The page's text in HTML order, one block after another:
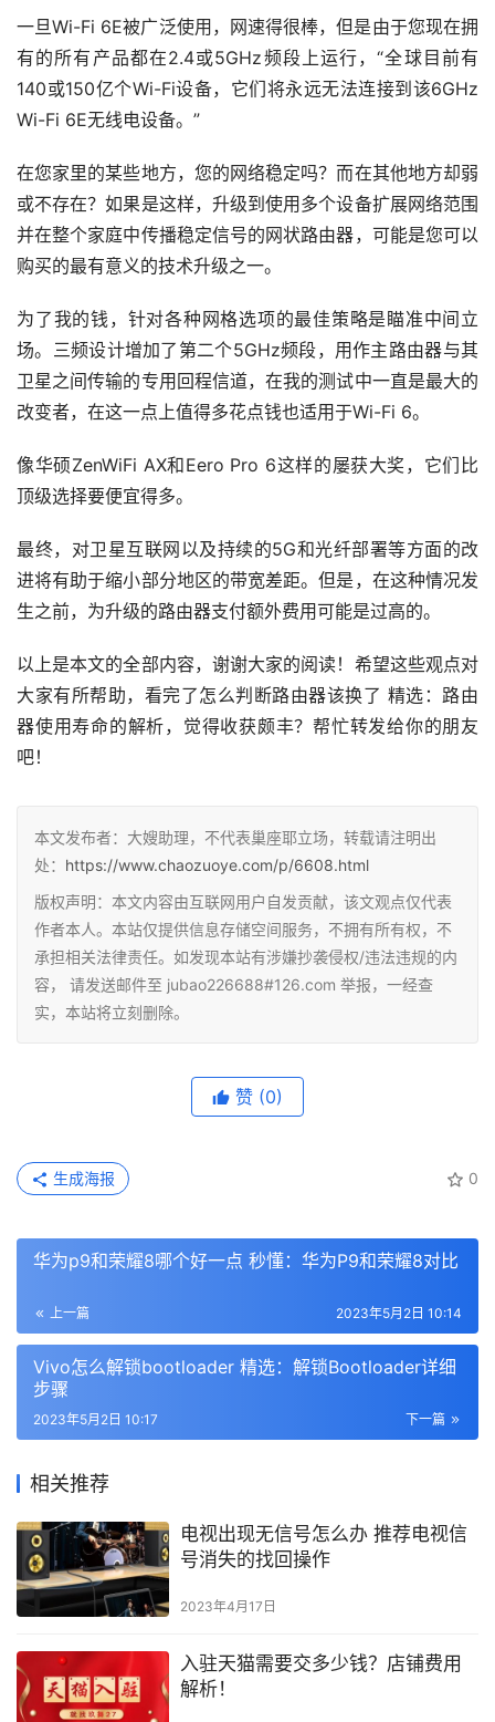
一旦Wi-Fi 6E被广泛使用，网速得很棒，但是由于您现在拥
有的所有产品都在2.4或5GHz频段上运行，“全球目前有
140或150亿个Wi-Fi设备，它们将永远无法连接到该6GHz
Wi-Fi 6E无线电设备。”
在您家里的某些地方，您的网络稳定吗？而在其他地方却弱
或不存在？如果是这样，升级到使用多个设备扩展网络范围
并在整个家庭中传播稳定信号的网状路由器，可能是您可以
购买的最有意义的技术升级之一。
为了我的钱，针对各种网格选项的最佳策略是瞄准中间立
场。三频设计增加了第二个5GHz频段，用作主路由器与其
卫星之间传输的专用回程信道，在我的测试中一直是最大的
改变者，在这一点上值得多花点钱也适用于Wi-Fi 6。
像华硕ZenWiFi AX和Eero Pro 6这样的屡获大奖，它们比
顶级选择要便宜得多。
最终，对卫星互联网以及持续的5G和光纤部署等方面的改
进将有助于缩小部分地区的带宽差距。但是，在这种情况发
生之前，为升级的路由器支付额外费用可能是过高的。
以上是本文的全部内容，谢谢大家的阅读！希望这些观点对
大家有所帮助，看完了怎么判断路由器该换了 精选：路由
器使用寿命的解析，觉得收获颇丰？帮忙转发给你的朋友
吧！
本文发布者：大嫂助理，不代表巢座耶立场，转载请注明出
处： https://www.chaozuoye.com/p/6608.html
版权声明：本文内容由互联网用户自发贡献，该文观点仅代表
作者本人。本站仅提供信息存储空间服务，不拥有所有权，不
承担相关法律责任。如发现本站有涉嫌抄袭侵权/违法违规的内
容， 请发送邮件至 jubao226688#126.com 举报，一经查
实，本站将立刻删除。
赞 (0)
0
生成海报
华为p9和荣耀8哪个好一点 秒懂：华为P9和荣耀8对比
上一篇 2023年5月2日 10:14
Vivo怎么解锁bootloader 精选：解锁Bootloader详细
步骤
下一篇
2023年5月2日 10:17
相关推荐
电视出现无信号怎么办 推荐电视信
号消失的找回操作
2023年4月17日
入驻天猫需要交多少钱？店铺费用
解析！